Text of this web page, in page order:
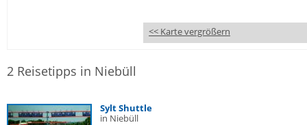
<< Karte vergrößern
2 Reisetipps in Niebüll
Sylt Shuttle
in Niebüll